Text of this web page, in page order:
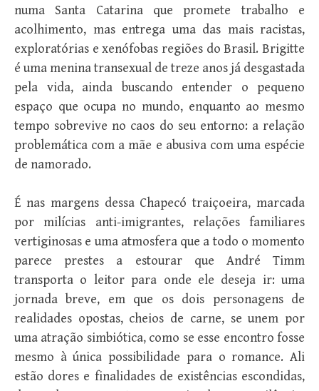
numa Santa Catarina que promete trabalho e
acolhimento, mas entrega uma das mais racistas,
exploratórias e xenófobas regiões do Brasil. Brigitte
é uma menina transexual de treze anos já desgastada
pela vida, ainda buscando entender o pequeno
espaço que ocupa no mundo, enquanto ao mesmo
tempo sobrevive no caos do seu entorno: a relação
problemática com a mãe e abusiva com uma espécie
de namorado.
É nas margens dessa Chapecó traiçoeira, marcada
por milícias anti-imigrantes, relações familiares
vertiginosas e uma atmosfera que a todo o momento
parece prestes a estourar que André Timm
transporta o leitor para onde ele deseja ir: uma
jornada breve, em que os dois personagens de
realidades opostas, cheios de carne, se unem por
uma atração simbiótica, como se esse encontro fosse
mesmo à única possibilidade para o romance. Ali
estão dores e finalidades de existências escondidas,